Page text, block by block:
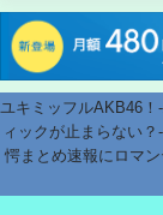
ユキミッフルAKB46
ィックが止まらない
愕まとめ速報にロマ